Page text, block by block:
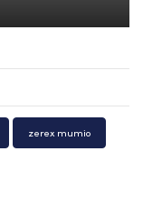
zerex mumio